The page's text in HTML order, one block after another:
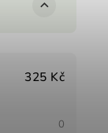
325 Kč
0